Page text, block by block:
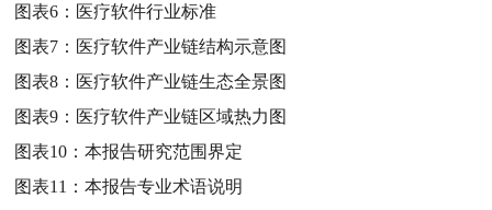
图表6： 医疗软件行业标准
图表7： 医疗软件产业链结构示意图
图表8： 医疗软件产业链生态全景图
图表9： 医疗软件产业链区域热力图
图表10：本报告研究范围界定
图表11：本报告专业术语说明